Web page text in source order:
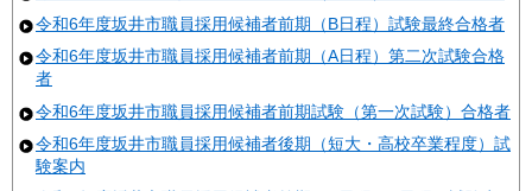
令和6年度坂井市職員採用候補者前期（B日程）試験最終合格者
令和6年度坂井市職員採用候補者前期（A日程）第二次試験合格
者
令和6年度坂井市職員採用候補者前期試験（第一次試験）合格者
令和6年度坂井市職員採用候補者後期（短大・高校卒業程度）試
験案内